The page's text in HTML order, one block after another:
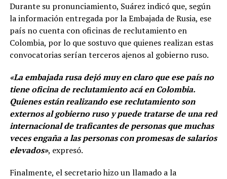
Durante su pronunciamiento, Suárez indicó que, según
la información entregada por la Embajada de Rusia, ese
país no cuenta con oficinas de reclutamiento en
Colombia, por lo que sostuvo que quienes realizan estas
convocatorias serían terceros ajenos al gobierno ruso.
«La embajada rusa dejó muy en claro que ese país no
tiene oficina de reclutamiento acá en Colombia.
Quienes están realizando ese reclutamiento son
externos al gobierno ruso y puede tratarse de una red
internacional de traficantes de personas que muchas
veces engaña a las personas con promesas de salarios
elevados», expresó.
Finalmente, el secretario hizo un llamado a la